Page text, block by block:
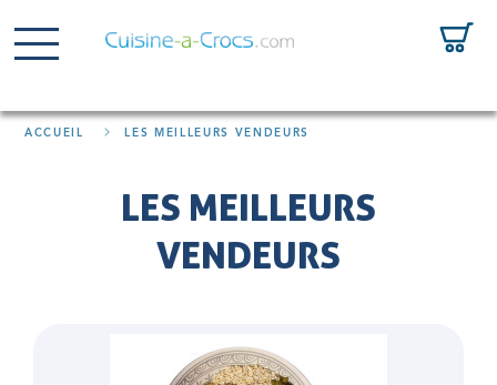
ACCUEIL LES MEILLEURS VENDEURS
LES MEILLEURS
VENDEURS